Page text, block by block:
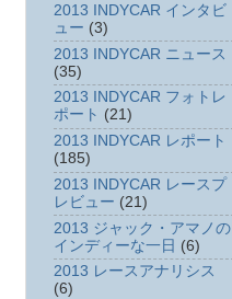
2013 INDYCAR インタビ
ュー (3)
2013 INDYCAR ニュース
(35)
2013 INDYCAR フォトレ
ポート (21)
2013 INDYCAR レポート
(185)
2013 INDYCAR レースプ
レビュー (21)
2013 ジャック・アマノの
インディーな一日 (6)
2013 レースアナリシス
(6)